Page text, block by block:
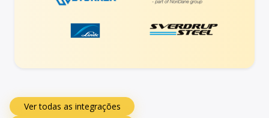
Ver todas as integrações